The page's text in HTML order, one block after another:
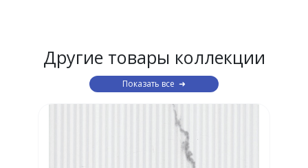
Другие товары коллекции
Показать все